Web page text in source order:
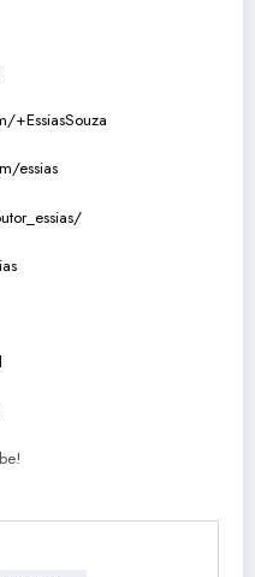
+EssiasSouza
essias